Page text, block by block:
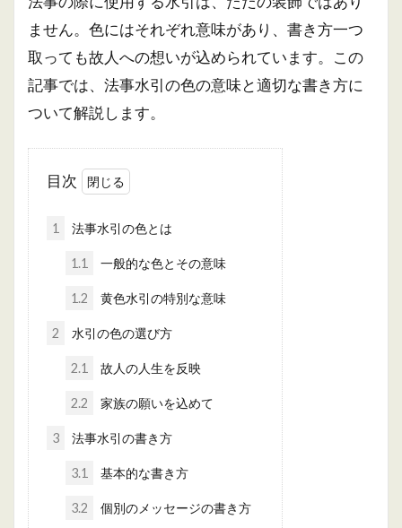
ません。色にはそれぞれ意味があり、書き方一つ
取っても故人への想いが込められています。この
記事では、法事水引の色の意味と適切な書き方に
ついて解説します。
目次
1 法事水引の色とは
1.1 一般的な色とその意味
1.2 黄色水引の特別な意味
2 水引の色の選び方
2.1 故人の人生を反映
2.2 家族の願いを込めて
3 法事水引の書き方
3.1 基本的な書き方
3.2 個別のメッセージの書き方